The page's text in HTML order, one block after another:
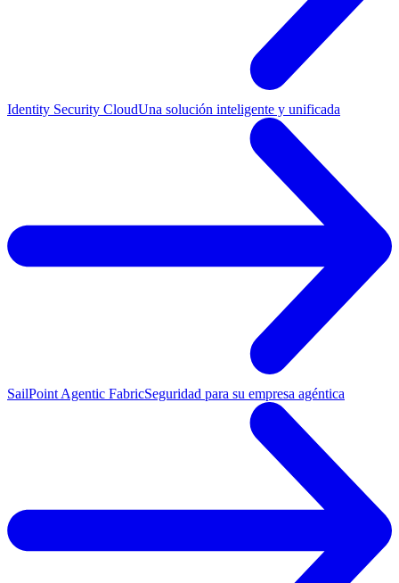
Identity Security CloudUna solución inteligente y unificada
SailPoint Agentic FabricSeguridad para su empresa agéntica